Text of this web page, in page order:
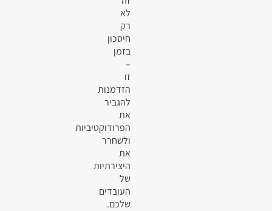
לא
רק
חיסכון
בזמן
–
זו
הזדמנות
להגביר
את
הפרודוקטיביות
ולשחרר
את
היצירתיות
של
העובדים
שלכם.